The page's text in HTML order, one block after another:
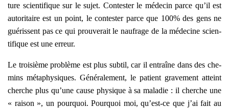
ture scien­ti­fique sur le sujet. Contes­ter le méde­cin parce qu’il est
auto­ri­taire est un point, le contes­ter parce que 100% des gens ne
gué­rissent pas ce qui prou­ve­rait le nau­frage de la méde­cine scien­
ti­fique est une erreur.
Le troi­sième pro­blème est plus sub­til, car il entraîne dans des che­
mins méta­phy­siques. Géné­ra­le­ment, le patient gra­ve­ment atteint
cherche plus qu’une cause phy­sique à sa mala­die : il cherche une
« rai­son », un pour­quoi. Pour­quoi moi, qu’est-ce que j’ai fait au